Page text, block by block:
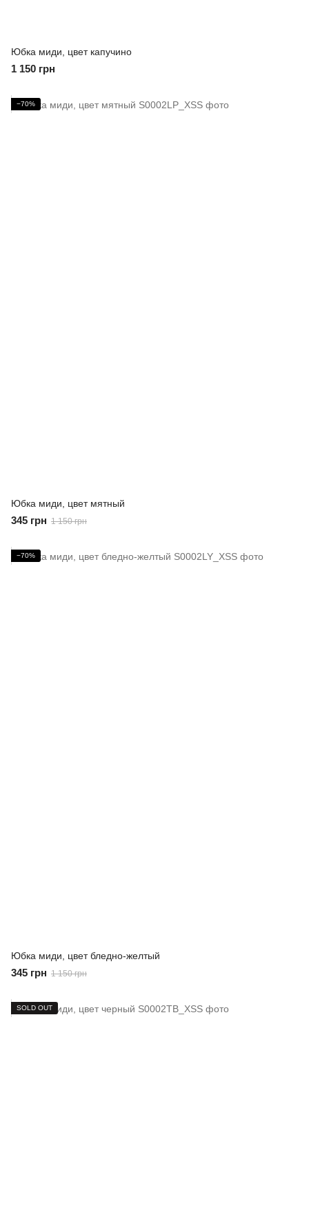
Юбка миди, цвет капучино
1 150 грн
−70%
Юбка миди, цвет мятный
345 грн 1 150 грн
−70%
Юбка миди, цвет бледно-желтый
345 грн 1 150 грн
SOLD OUT